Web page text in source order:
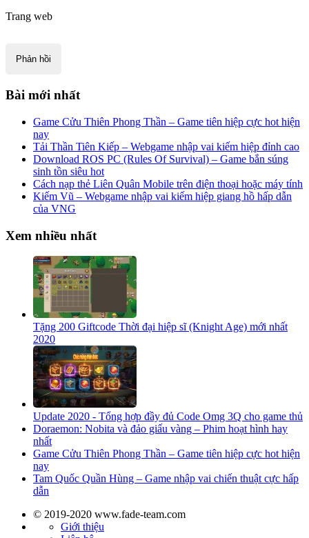
Trang web
Bài mới nhất
Game Cửu Thiên Phong Thần – Game tiên hiệp cực hot hiện
nay
Tải Thần Tiên Kiếp – Webgame nhập vai kiếm hiệp đỉnh cao
Download ROS PC (Rules Of Survival) – Game bắn súng
sinh tồn siêu hot
Cách nạp thẻ Liên Quân Mobile trên điện thoại hoặc máy tính
Kiếm Vũ – Webgame nhập vai kiếm hiệp giang hồ hấp dẫn
của VNG
Xem nhiều nhất
Tặng 200 Giftcode Thời đại hiệp sĩ (Knight Age) mới nhất
2020
Update 2020 - Tổng hợp đầy đủ Code Omg 3Q cho game thủ
Doraemon: Nobita và đảo giấu vàng – Phim hoạt hình hay
nhất
Game Cửu Thiên Phong Thần – Game tiên hiệp cực hot hiện
nay
Tam Quốc Quần Hùng – Game nhập vai chiến thuật cực hấp
dẫn
© 2019-2020 www.fade-team.com
Giới thiệu